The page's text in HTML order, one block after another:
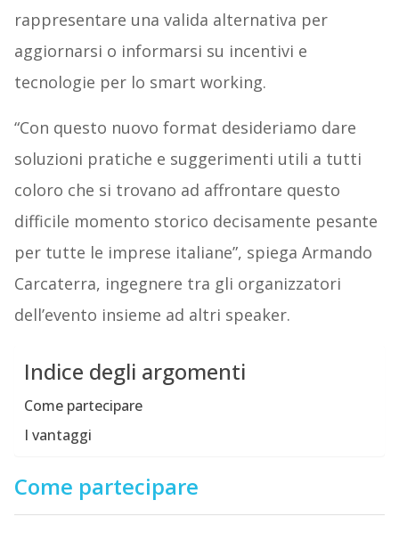
rappresentare una valida alternativa per
aggiornarsi o informarsi su incentivi e
tecnologie per lo smart working.
“Con questo nuovo format desideriamo dare
soluzioni pratiche e suggerimenti utili a tutti
coloro che si trovano ad affrontare questo
difficile momento storico decisamente pesante
per tutte le imprese italiane”, spiega Armando
Carcaterra, ingegnere tra gli organizzatori
dell’evento insieme ad altri speaker.
Indice degli argomenti
Come partecipare
I vantaggi
Come partecipare